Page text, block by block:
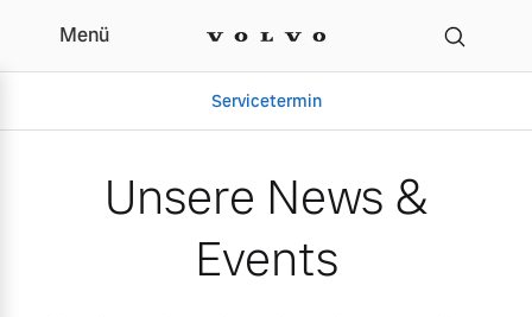
Unsere News & Events
Menü
Servicetermin
Unsere News &
Events